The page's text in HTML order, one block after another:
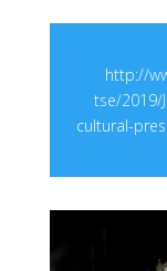
http://
tse/2019/
cultural-